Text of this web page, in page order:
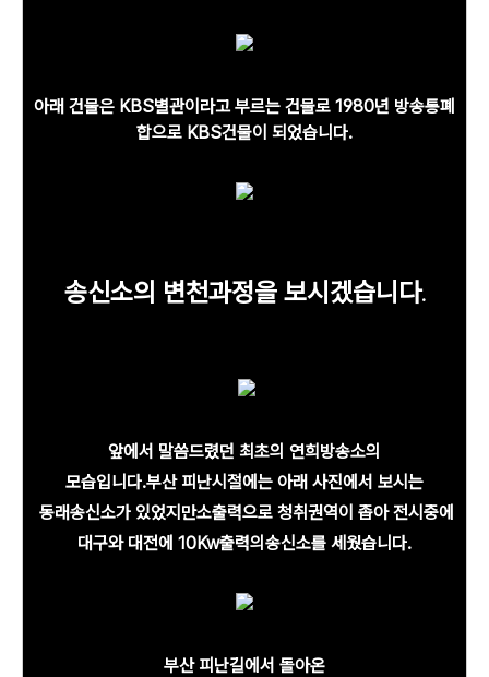
아래 건물은 KBS별관이라고 부르는 건물로 1980년 방송통폐
합으로 KBS건물이 되었습니다.
송신소의 변천과정을 보시겠습니다.
앞에서 말씀드렸던 최초의 연희방송소의
모습입니다.부산 피난시절에는 아래 사진에서 보시는
동래송신소가 있었지만소출력으로 청취권역이 좁아 전시중에
대구와 대전에 10Kw출력의송신소를 세웠습니다.
부산 피난길에서 돌아온